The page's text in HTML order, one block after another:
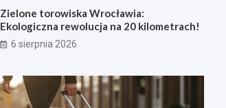
Zielone torowiska Wrocławia:
Ekologiczna rewolucja na 20 kilometrach!
6 sierpnia 2026